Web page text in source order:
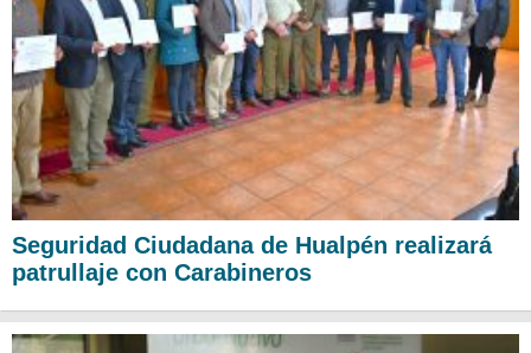
Seguridad Ciudadana de Hualpén realizará
patrullaje con Carabineros